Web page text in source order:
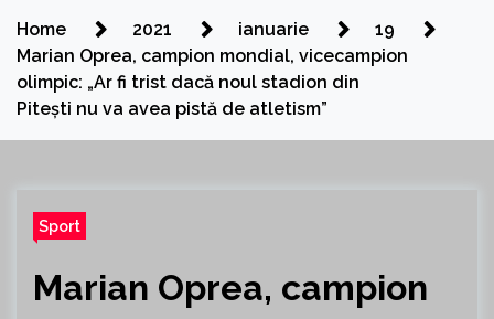
Home 2021 ianuarie
19
Marian Oprea, campion mondial, vicecampion
olimpic: „Ar fi trist dacă noul stadion din
Pitești nu va avea pistă de atletism”
Sport
Marian Oprea, campion